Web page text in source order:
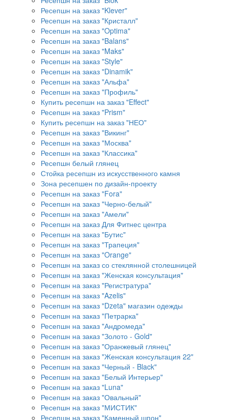
Ресепшн на заказ "Klever"
Ресепшн на заказ "Кристалл"
Ресепшн на заказ "Optima"
Ресепшн на заказ "Balans"
Ресепшн на заказ "Maks"
Ресепшн на заказ "Style"
Ресепшн на заказ "Dinamik"
Ресепшн на заказ "Альфа"
Ресепшн на заказ "Профиль"
Купить ресепшн на заказ "Effect"
Ресепшн на заказ "Prism"
Купить ресепшн на заказ "НЕО"
Ресепшн на заказ "Викинг"
Ресепшн на заказ "Москва"
Ресепшн на заказ "Классика"
Ресепшн белый глянец
Стойка ресепшн из искусственного камня
Зона ресепшен по дизайн-проекту
Ресепшн на заказ "Fora"
Ресепшн на заказ "Черно-белый"
Ресепшн на заказ "Амели"
Ресепшн на заказ Для Фитнес центра
Ресепшн на заказ "Бутис"
Ресепшн на заказ "Трапеция"
Ресепшн на заказ "Orange"
Ресепшн на заказ со стеклянной столешницей
Ресепшн на заказ "Женская консультация"
Ресепшн на заказ "Регистратура"
Ресепшн на заказ "Azelis"
Ресепшн на заказ "Dzeta" магазин одежды
Ресепшн на заказ "Петрарка"
Ресепшн на заказ "Андромеда"
Ресепшн на заказ "Золото - Gold"
Ресепшн на заказ "Оранжевый глянец"
Ресепшн на заказ "Женская консультация 22"
Ресепшн на заказ "Черный - Black"
Ресепшн на заказ "Белый Интерьер"
Ресепшн на заказ "Luna"
Ресепшн на заказ "Овальный"
Ресепшн на заказ "МИСТИК"
Ресепшн на заказ "Каменный шпон"